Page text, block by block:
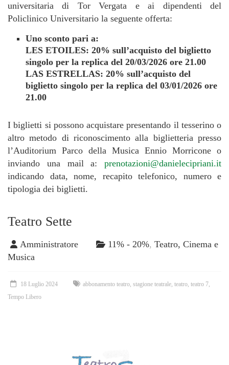
universitaria di Tor Vergata e ai dipendenti del
Policlinico Universitario la seguente offerta:
Uno sconto pari a:
LES ETOILES: 20% sull’acquisto del biglietto
singolo per la replica del 20/03/2026 ore 21.00
LAS ESTRELLAS: 20% sull’acquisto del
biglietto singolo per la replica del 03/01/2026 ore
21.00
I biglietti si possono acquistare presentando il tesserino o
altro metodo di riconoscimento alla biglietteria presso
l’Auditorium Parco della Musica Ennio Morricone o
inviando una mail a: prenotazioni@danielecipriani.it
indicando data, nome, recapito telefonico, numero e
tipologia dei biglietti.
Teatro Sette
Amministratore 11% - 20%, Teatro, Cinema e
Musica
18 Luglio 2024 abbonamento teatro, stagione teatrale, teatro, teatro 7,
Tempo Libero